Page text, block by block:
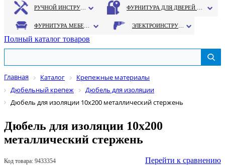
Полный каталог товаров
Главная Каталог
Крепежные материалы
Дюбельный крепеж
Дюбель для изоляции
Дюбель для изоляции 10х200 металлический стержень
Дюбель для изоляции 10х200
металлический стержень
Код товара: 9433354 Перейти к сравнению